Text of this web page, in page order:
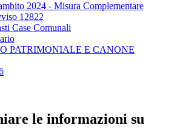
2024 - Misura Complementare
12822
Case Comunali
PATRIMONIALE E CANONE
le informazioni su